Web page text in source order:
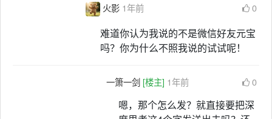
火影 1年前 0
难道你认为我说的不是微信好友元宝
吗？你为什么不照我说的试试呢！
一箫一剑 [楼主] 1年前 0
嗯，那个怎么发？就直接要把深